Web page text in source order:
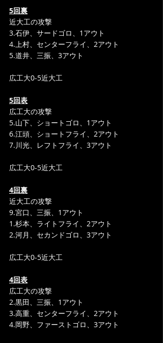
5回裏
近大工の攻撃
3.石伊、サードゴロ、1アウト
4.上村、センターフライ、2アウト
5.道井、三振、3アウト
広工大0-5近大工
5回表
広工大の攻撃
5.山下、ショートゴロ、1アウト
6.江頭、ショートフライ、2アウト
7.川光、レフトフライ、3アウト
広工大0-5近大工
4回裏
近大工の攻撃
9.宮口、三振、1アウト
1.杉本、ライトフライ、2アウト
2.河月、セカンドゴロ、3アウト
広工大0-5近大工
4回表
広工大の攻撃
2.黒田、三振、1アウト
3.高重、センターフライ、2アウト
4.岡野、ファーストゴロ、3アウト